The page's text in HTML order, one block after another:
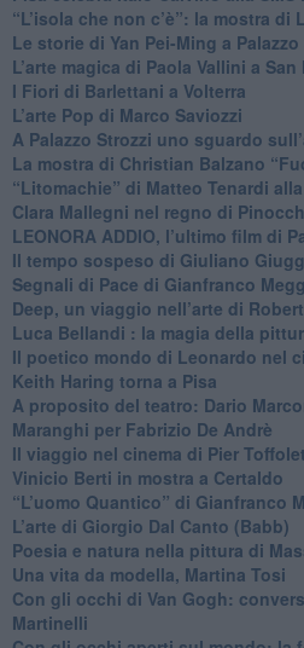
“L’isola che non c’è”: la mostra di
​Le storie di Yan Pei-Ming a Palazzo
​L’arte magica di Paola Vallini a
​I Fiori di Barlettani a Volterra
​L’arte Pop di Marco Saviozzi
​A Palazzo Strozzi uno sguardo
La mostra di Christian Balzano
​“Litomachie” di Matteo Tenardi
​Clara Mallegni nel regno di
​LEONORA ADDIO, l’ultimo film di
Il tempo sospeso di Giuliano
Segnali di Pace di Gianfranco
​Deep, un viaggio nell’arte di
​Luca Bellandi : la magia della
​Il poetico mondo di Leonardo nel
​Keith Haring torna a Pisa
​A proposito del teatro: Dario
Maranghi per Fabrizio De Andrè
​Il viaggio nel cinema di Pier
Vinicio Berti in mostra a Certaldo
“L’uomo Quantico” di Gianfranco
​L’arte di Giorgio Dal Canto (Babb)
Poesia e natura nella pittura di
Una vita da modella, Martina Tosi
​Con gli occhi di Van Gogh:
Martinelli